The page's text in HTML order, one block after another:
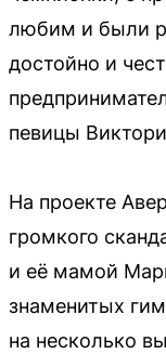
любим и были
достойно и
певицы
На проекте
громкого
и её мамой
знаменитых
на несколько